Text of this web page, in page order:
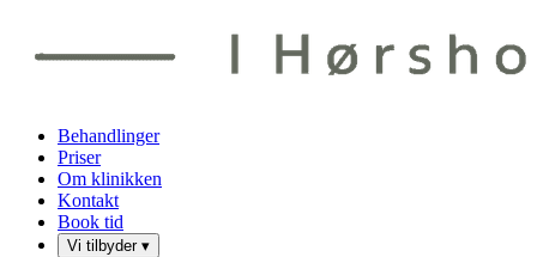
Behandlinger
Priser
Om klinikken
Kontakt
Book tid
Vi tilbyder ▾